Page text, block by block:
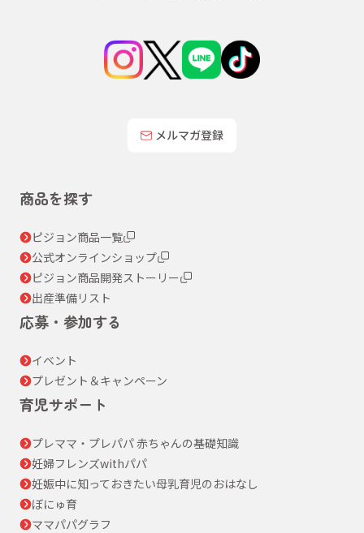
メルマガ登録
商品を探す
ピジョン商品一覧
公式オンラインショップ
ピジョン商品開発ストーリー
出産準備リスト
応募・参加する
イベント
プレゼント＆キャンペーン
育児サポート
プレママ・プレパパ 赤ちゃんの基礎知識
妊婦フレンズwithパパ
妊娠中に知っておきたい母乳育児のおはなし
ぼにゅ育
ママパパグラフ